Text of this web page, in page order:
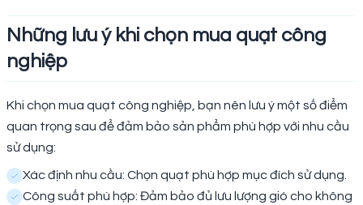
Những lưu ý khi chọn mua quạt công
nghiệp
Khi chọn mua quạt công nghiệp, bạn nên lưu ý một số điểm
quan trọng sau để đảm bảo sản phẩm phù hợp với nhu cầu
sử dụng:
Xác định nhu cầu: Chọn quạt phù hợp mục đích sử dụng.
Công suất phù hợp: Đảm bảo đủ lưu lượng gió cho không